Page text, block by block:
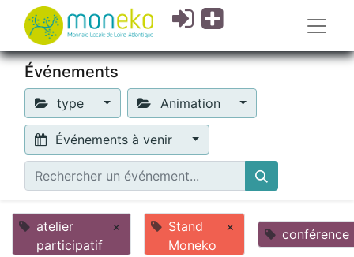
Événements
type Animation
Événements à venir
atelier
participatif
×
Stand
Moneko
× conférence